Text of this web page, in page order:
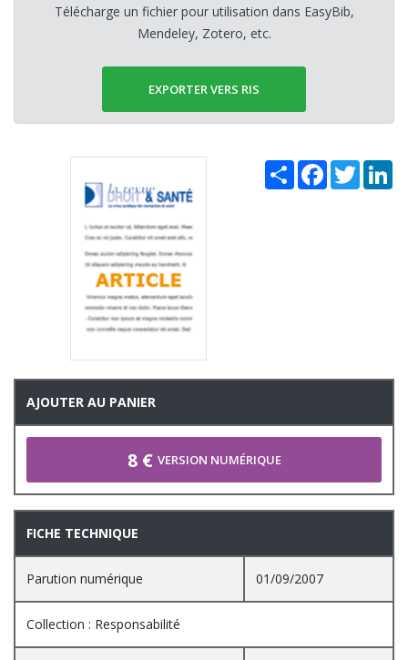
Télécharge un fichier pour utilisation dans EasyBib,
Mendeley, Zotero, etc.
EXPORTER VERS RIS
Share Facebook
Twitter
AJOUTER AU PANIER
8 € VERSION NUMÉRIQUE
FICHE TECHNIQUE
Parution numérique 01/09/2007
Collection : Responsabilité